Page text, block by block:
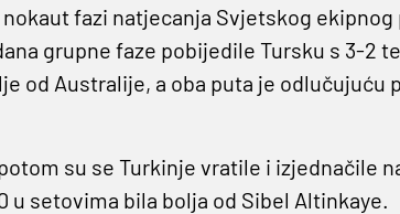
fazi natjecanja Svjetskog ekipnog
grupne faze pobijedile Tursku s 3-2
od Australije, a oba puta je odlučujuću
su se Turkinje vratile i izjednačile
setovima bila bolja od Sibel Altinkaye.